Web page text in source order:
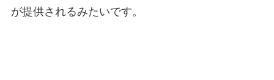
が提供されるみたいです。